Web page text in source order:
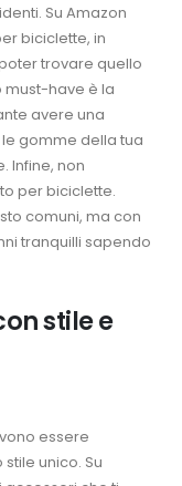
Su Amazon
biciclette, in
trovare quello
must-have è la
avere una
gomme della tua
Infine, non
per biciclette.
comuni, ma con
tranquilli sapendo
stile e
essere
unico. Su